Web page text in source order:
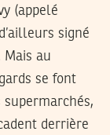
(appelé
signé
Mais au
se font
derrière